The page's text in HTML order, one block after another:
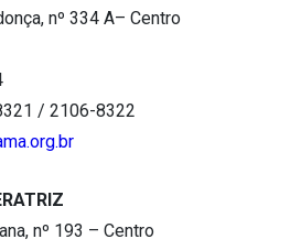
nº 334 A– Centro
/ 2106-8322
nº 193 – Centro